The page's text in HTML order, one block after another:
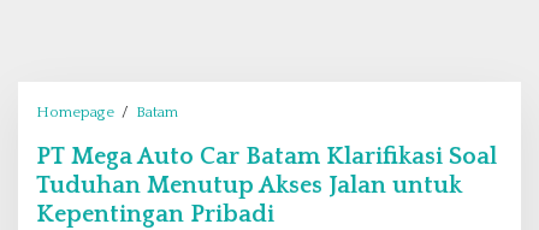
Homepage / Batam
M
e
g
PT Mega Auto Car Batam Klarifikasi Soal
Tuduhan Menutup Akses Jalan untuk
Kepentingan Pribadi